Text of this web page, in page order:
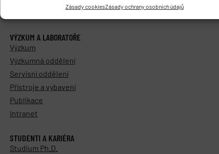
Zásady cookiesZásady ochrany osobních údajů
VÝZKUM A LABORATOŘE
Výzkum
Výzkumná oddělení
Servisní oddělení
Přístroje a vybavení
Publikace
Intranet
STUDENTI A KARIÉRA
Studium Ph.D.